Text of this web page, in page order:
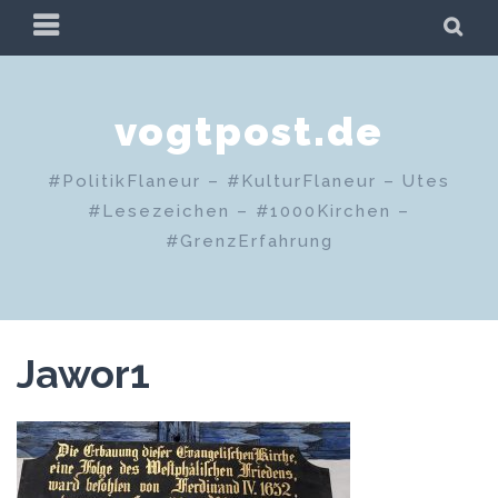
Zum
PRIMÄRES
MENÜ
vogtpost.de
#PolitikFlaneur – #KulturFlaneur – Utes
#Lesezeichen – #1000Kirchen –
#GrenzErfahrung
Jawor1